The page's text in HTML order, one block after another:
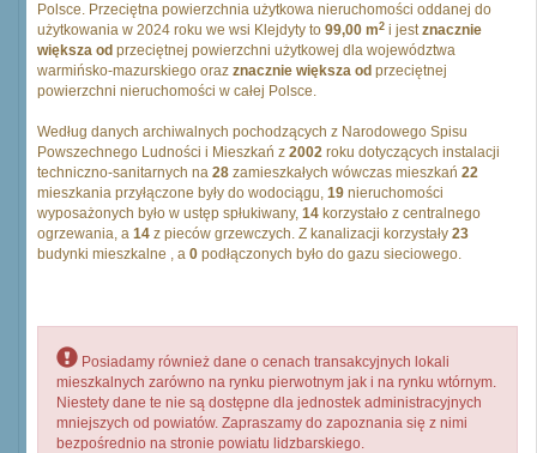
Polsce. Przeciętna powierzchnia użytkowa nieruchomości oddanej do
użytkowania w 2024 roku we wsi Klejdyty to 99,00 m2 i jestznacznie
większa od przeciętnej powierzchni użytkowej dla województwa
warmińsko-mazurskiego oraz znacznie większa od przeciętnej
powierzchni nieruchomości w całej Polsce.
Według danych archiwalnych pochodzących z Narodowego Spisu
Powszechnego Ludności i Mieszkań z 2002 roku dotyczących instalacji
techniczno-sanitarnych na 28 zamieszkałych wówczas mieszkań 22
mieszkania przyłączone były do wodociągu, 19 nieruchomości
wyposażonych było w ustęp spłukiwany, 14 korzystało z centralnego
ogrzewania, a 14 z pieców grzewczych. Z kanalizacji korzystały 23
budynki mieszkalne , a 0 podłączonych było do gazu sieciowego.
Posiadamy również dane o cenach transakcyjnych lokali
mieszkalnych zarówno na rynku pierwotnym jak i na rynku wtórnym.
Niestety dane te nie są dostępne dla jednostek administracyjnych
mniejszych od powiatów. Zapraszamy do zapoznania się z nimi
bezpośrednio na stronie powiatu lidzbarskiego.